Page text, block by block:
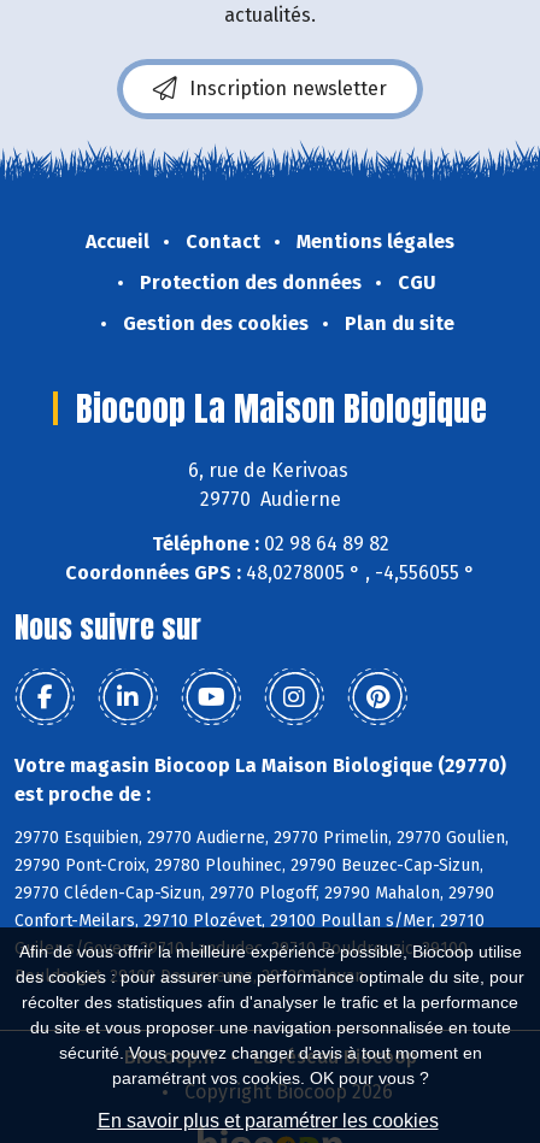
Afin de vous offrir la meilleure expérience possible, Biocoop utilise
des cookies : pour assurer une performance optimale du site, pour
récolter des statistiques afin d'analyser le trafic et la performance
du site et vous proposer une navigation personnalisée en toute
sécurité. Vous pouvez changer d'avis à tout moment en
paramétrant vos cookies. OK pour vous ?
En savoir plus et paramétrer les cookies
actualités.
Inscription newsletter
Accueil Contact
Mentions légales
Protection des données
CGU
Gestion des cookies
Plan du site
Biocoop La Maison Biologique
6, rue de Kerivoas
29770 Audierne
Téléphone :02 98 64 89 82
Coordonnées GPS : 48,0278005 ° , -4,556055 °
Nous suivre sur
Votre magasin Biocoop La Maison Biologique (29770)
est proche de :
29770 Esquibien, 29770 Audierne, 29770 Primelin, 29770 Goulien,
29790 Pont-Croix, 29780 Plouhinec, 29790 Beuzec-Cap-Sizun,
29770 Cléden-Cap-Sizun, 29770 Plogoff, 29790 Mahalon, 29790
Confort-Meilars, 29710 Plozévet, 29100 Poullan s/Mer, 29710
Guiler s/Goyen, 29710 Landudec, 29710 Pouldreuzic, 29100
Pouldergat, 29100 Douarnenez, 29720 Plovan
Biocoop.fr
Le réseau Biocoop
Copyright Biocoop 2026